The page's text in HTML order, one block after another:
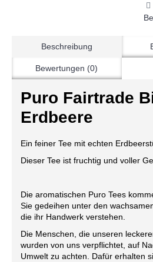
Beschreibung
Bewertungen (0)
Puro Fairtrade
Erdbeere
Ein feiner Tee mit echten
Dieser Tee ist fruchtig und voller
Die aromatischen Puro Tees
Sie gedeihen unter den
die ihr Handwerk verstehen.
Die Menschen, die unseren
wurden von uns verpflichtet, auf
Umwelt zu achten. Dafür erhalten